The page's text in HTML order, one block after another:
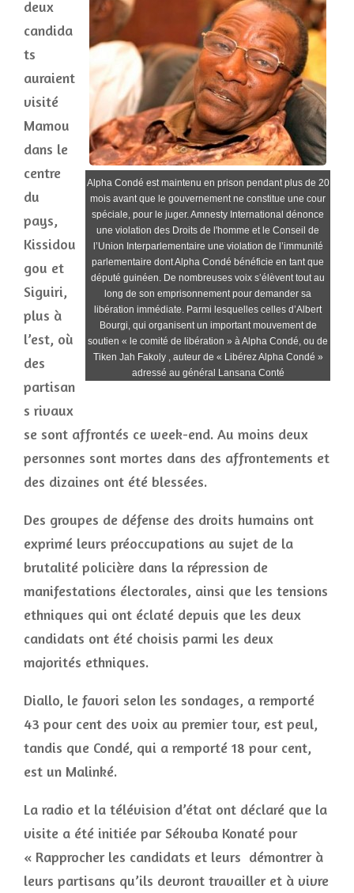
Alpha Condé est maintenu en prison pendant plus de 20
mois avant que le gouvernement ne constitue une cour
spéciale, pour le juger. Amnesty International dénonce
une violation des Droits de l'homme et le Conseil de
l’Union Interparlementaire une violation de l’immunité
parlementaire dont Alpha Condé bénéficie en tant que
député guinéen. De nombreuses voix s’élèvent tout au
long de son emprisonnement pour demander sa
libération immédiate. Parmi lesquelles celles d’Albert
Bourgi, qui organisent un important mouvement de
soutien « le comité de libération » à Alpha Condé, ou de
Tiken Jah Fakoly , auteur de « Libérez Alpha Condé »
adressé au général Lansana Conté
deux
candida
ts
auraient
visité
Mamou
dans le
centre
du
pays,
Kissidou
gou et
Siguiri,
plus à
l’est, où
des
partisan
s rivaux
se sont affrontés ce week-end. Au moins deux
personnes sont mortes dans des affrontements et
des dizaines ont été blessées.
Des groupes de défense des droits humains ont
exprimé leurs préoccupations au sujet de la
brutalité policière dans la répression de
manifestations électorales, ainsi que les tensions
ethniques qui ont éclaté depuis que les deux
candidats ont été choisis parmi les deux
majorités ethniques.
Diallo, le favori selon les sondages, a remporté
43 pour cent des voix au premier tour, est peul,
tandis que Condé, qui a remporté 18 pour cent,
est un Malinké.
La radio et la télévision d’état ont déclaré que la
visite a été initiée par Sékouba Konaté pour
« Rapprocher les candidats et leurs démontrer à
leurs partisans qu’ils devront travailler et à vivre